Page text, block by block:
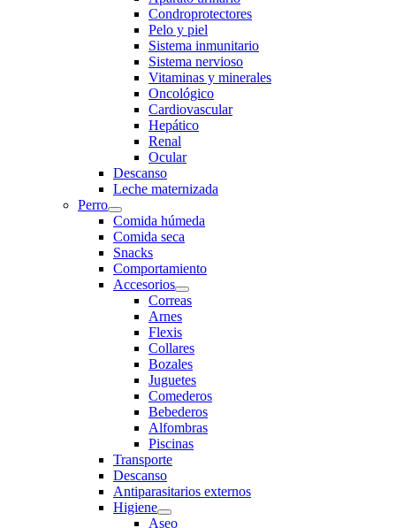
Condroprotectores
Pelo y piel
Sistema inmunitario
Sistema nervioso
Vitaminas y minerales
Oncológico
Cardiovascular
Hepático
Renal
Ocular
Descanso
Leche maternizada
Perro
Comida húmeda
Comida seca
Snacks
Comportamiento
Accesorios
Correas
Arnes
Flexis
Collares
Bozales
Juguetes
Comederos
Bebederos
Alfombras
Piscinas
Transporte
Descanso
Antiparasitarios externos
Higiene
Aseo